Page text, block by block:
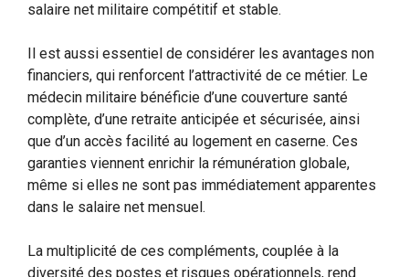
salaire net militaire compétitif et stable.
Il est aussi essentiel de considérer les avantages non
financiers, qui renforcent l’attractivité de ce métier. Le
médecin militaire bénéficie d’une couverture santé
complète, d’une retraite anticipée et sécurisée, ainsi
que d’un accès facilité au logement en caserne. Ces
garanties viennent enrichir la rémunération globale,
même si elles ne sont pas immédiatement apparentes
dans le salaire net mensuel.
La multiplicité de ces compléments, couplée à la
diversité des postes et risques opérationnels, rend